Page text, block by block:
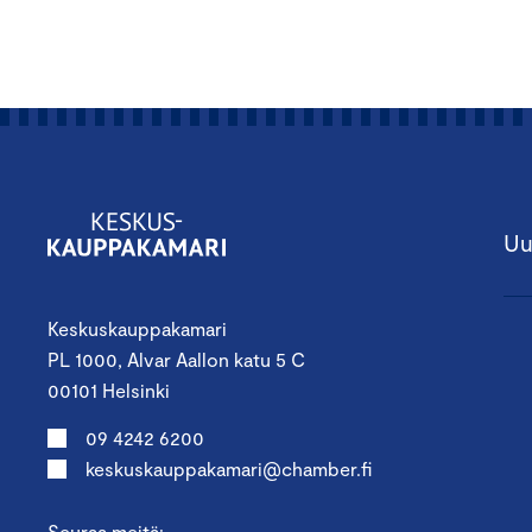
Keskuskauppakamari
PL 1000, Alvar Aallon katu 5 C
00101 Helsinki
09 4242 6200
keskuskauppakamari@chamber.fi